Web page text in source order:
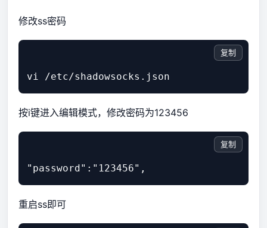
修改ss密码
复制
按i键进入编辑模式，修改密码为123456
复制
重启ss即可